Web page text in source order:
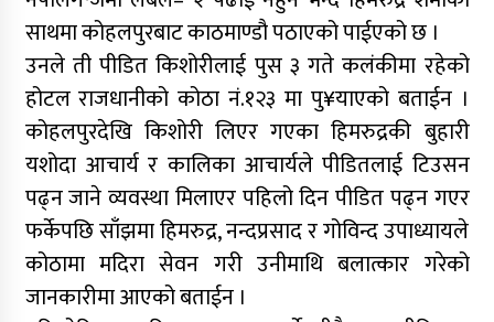
साथमा कोहलपुरबाट काठमाण्डौ पठाएको पाईएको छ ।
उनले ती पीडित किशोरीलाई पुस ३ गते कलंकीमा रहेको
होटल राजधानीको कोठा नं.१२३ मा पु¥याएको बताईन ।
कोहलपुरदेखि किशोरी लिएर गएका हिमरुद्रकी बुहारी
यशोदा आचार्य र कालिका आचार्यले पीडितलाई टिउसन
पढ्न जाने व्यवस्था मिलाएर पहिलो दिन पीडित पढ्न गएर
फर्केपछि साँझमा हिमरुद्र, नन्दप्रसाद र गोविन्द उपाध्यायले
कोठामा मदिरा सेवन गरी उनीमाथि बलात्कार गरेको
जानकारीमा आएको बताईन ।